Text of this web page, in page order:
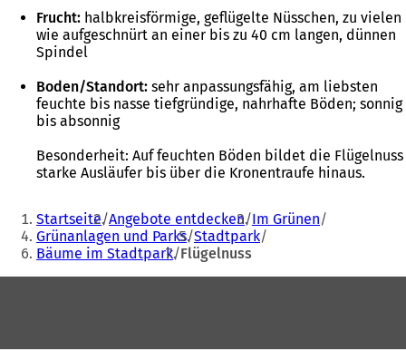
Frucht: halbkreisförmige, geflügelte Nüsschen, zu vielen
wie aufgeschnürt an einer bis zu 40 cm langen, dünnen
Spindel
Boden/Standort: sehr anpassungsfähig, am liebsten
feuchte bis nasse tiefgründige, nahrhafte Böden; sonnig
bis absonnig
Besonderheit: Auf feuchten Böden bildet die Flügelnuss
starke Ausläufer bis über die Kronentraufe hinaus.
Sie
befinden
sich
hier:
Startseite Angebote entdecken Im Grünen
Grünanlagen und Parks Stadtpark
Bäume im Stadtpark Flügelnuss